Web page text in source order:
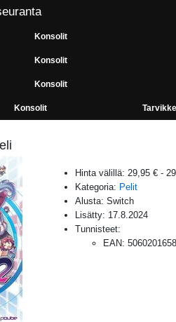
Konsolit
Konsolit
Konsolit
Konsolit
Hinta välillä: 29,95 € -
Kategoria: Pelit
Alusta: Switch
Lisätty: 17.8.2024
Tunnisteet:
EAN: